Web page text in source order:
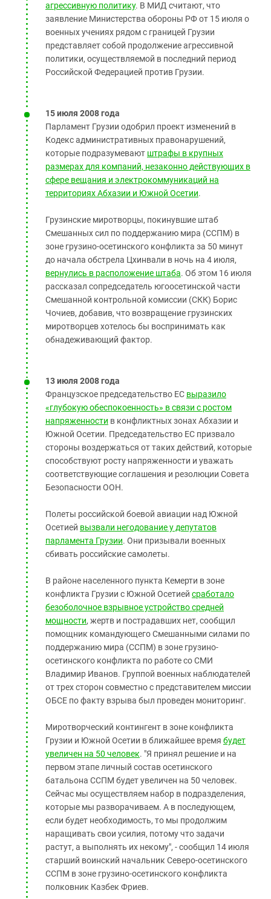
агрессивную политику. В МИД считают, что
заявление Министерства обороны РФ от 15 июля о
военных учениях рядом с границей Грузии
представляет собой продолжение агрессивной
политики, осуществляемой в последний период
Российской Федерацией против Грузии.
15 июля 2008 года
Парламент Грузии одобрил проект изменений в
Кодекс административных правонарушений,
которые подразумевают штрафы в крупных
размерах для компаний, незаконно действующих в
сфере вещания и электрокоммуникаций на
территориях Абхазии и Южной Осетии.
Грузинские миротворцы, покинувшие штаб
Смешанных сил по поддержанию мира (ССПМ) в
зоне грузино-осетинского конфликта за 50 минут
до начала обстрела Цхинвали в ночь на 4 июля,
вернулись в расположение штаба. Об этом 16 июля
рассказал сопредседатель югоосетинской части
Смешанной контрольной комиссии (СКК) Борис
Чочиев, добавив, что возвращение грузинских
миротворцев хотелось бы воспринимать как
обнадеживающий фактор.
13 июля 2008 года
Французское председательство ЕС выразило
«глубокую обеспокоенность» в связи с ростом
напряженности в конфликтных зонах Абхазии и
Южной Осетии. Председательство ЕС призвало
стороны воздержаться от таких действий, которые
способствуют росту напряженности и уважать
соответствующие соглашения и резолюции Совета
Безопасности ООН.
Полеты российской боевой авиации над Южной
Осетией вызвали негодование у депутатов
парламента Грузии. Они призывали военных
сбивать российские самолеты.
В районе населенного пункта Кемерти в зоне
конфликта Грузии с Южной Осетией сработало
безоболочное взрывное устройство средней
мощности, жертв и пострадавших нет, сообщил
помощник командующего Смешанными силами по
поддержанию мира (ССПМ) в зоне грузино-
осетинского конфликта по работе со СМИ
Владимир Иванов. Группой военных наблюдателей
от трех сторон совместно с представителем миссии
ОБСЕ по факту взрыва был проведен мониторинг.
Миротворческий контингент в зоне конфликта
Грузии и Южной Осетии в ближайшее время будет
увеличен на 50 человек. "Я принял решение и на
первом этапе личный состав осетинского
батальона ССПМ будет увеличен на 50 человек.
Сейчас мы осуществляем набор в подразделения,
которые мы разворачиваем. А в последующем,
если будет необходимость, то мы продолжим
наращивать свои усилия, потому что задачи
растут, а выполнять их некому", - сообщил 14 июля
старший воинский начальник Северо-осетинского
ССПМ в зоне грузино-осетинского конфликта
полковник Казбек Фриев.